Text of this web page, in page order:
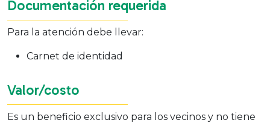
Documentación requerida
Para la atención debe llevar:
Carnet de identidad
Valor/costo
Es un beneficio exclusivo para los vecinos y no tiene